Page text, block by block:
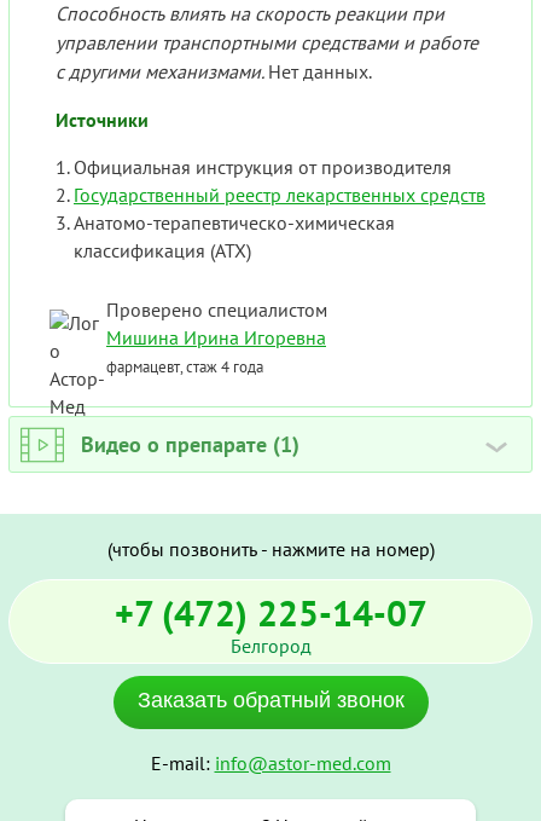
Способность влиять на скорость реакции при
управлении транспортными средствами и работе
с другими механизмами. Нет данных.
Источники
Официальная инструкция от производителя
Государственный реестр лекарственных средств
Анатомо-терапевтическо-химическая
классификация (ATX)
Проверено специалистом
Мишина Ирина Игоревна
фармацевт, стаж 4 года
Видео о препарате (1) ›
(чтобы позвонить - нажмите на номер)
+7 (472) 225-14-07
Белгород
Заказать обратный звонок
E-mail: info@astor-med.com